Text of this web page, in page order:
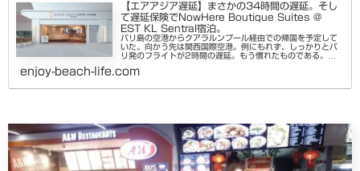
【エアアジア遅延】まさかの34時間の遅延。そし
て遅延保険でNowHere Boutique Suites @
EST KL Sentral宿泊。
バリ島の空港からクアラルンプール経由での帰国を予定して
いた。向かう先は関西国際空港。例にもれず、しっかりとバ
リ発のフライトが2時間の遅延。もう慣れたものである。初
身に着いた）関連記事しか...
enjoy-beach-life.com